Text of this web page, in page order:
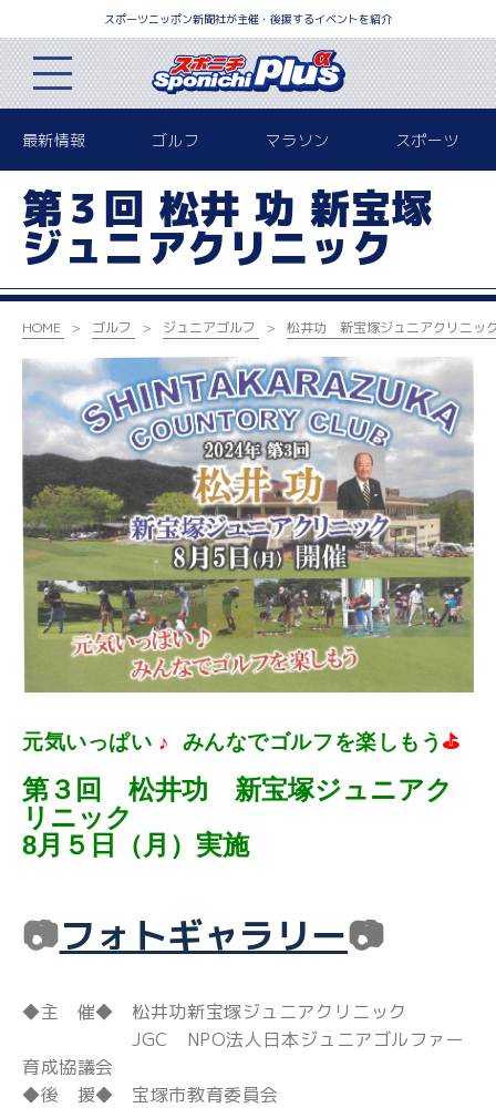
スポーツニッポン新聞社が主催・後援するイベントを紹介
最新情報 ゴルフ マラソン スポーツ
第３回 松井 功 新宝塚
ジュニアクリニック
HOME ゴルフ ジュニアゴルフ 松井功 新宝塚ジュニアクリニッ
元気いっぱい ♪ みんなでゴルフを楽しもう ⛳
第３回 松井功 新宝塚ジュニアク
リニック
8月５日（月）実施
📷フォトギャラリー📷
◆主 催◆ 松井功新宝塚ジュニアクリニック
JGC NPO法人日本ジュニアゴルファー
育成協議会
◆後 援◆ 宝塚市教育委員会